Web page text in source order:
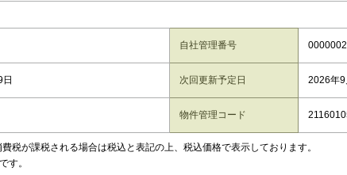
自社管理番号
次回更新予定日 2026年
物件管理コード
税が課税される場合は税込と表記の上、税込価格で表示しております。
す。